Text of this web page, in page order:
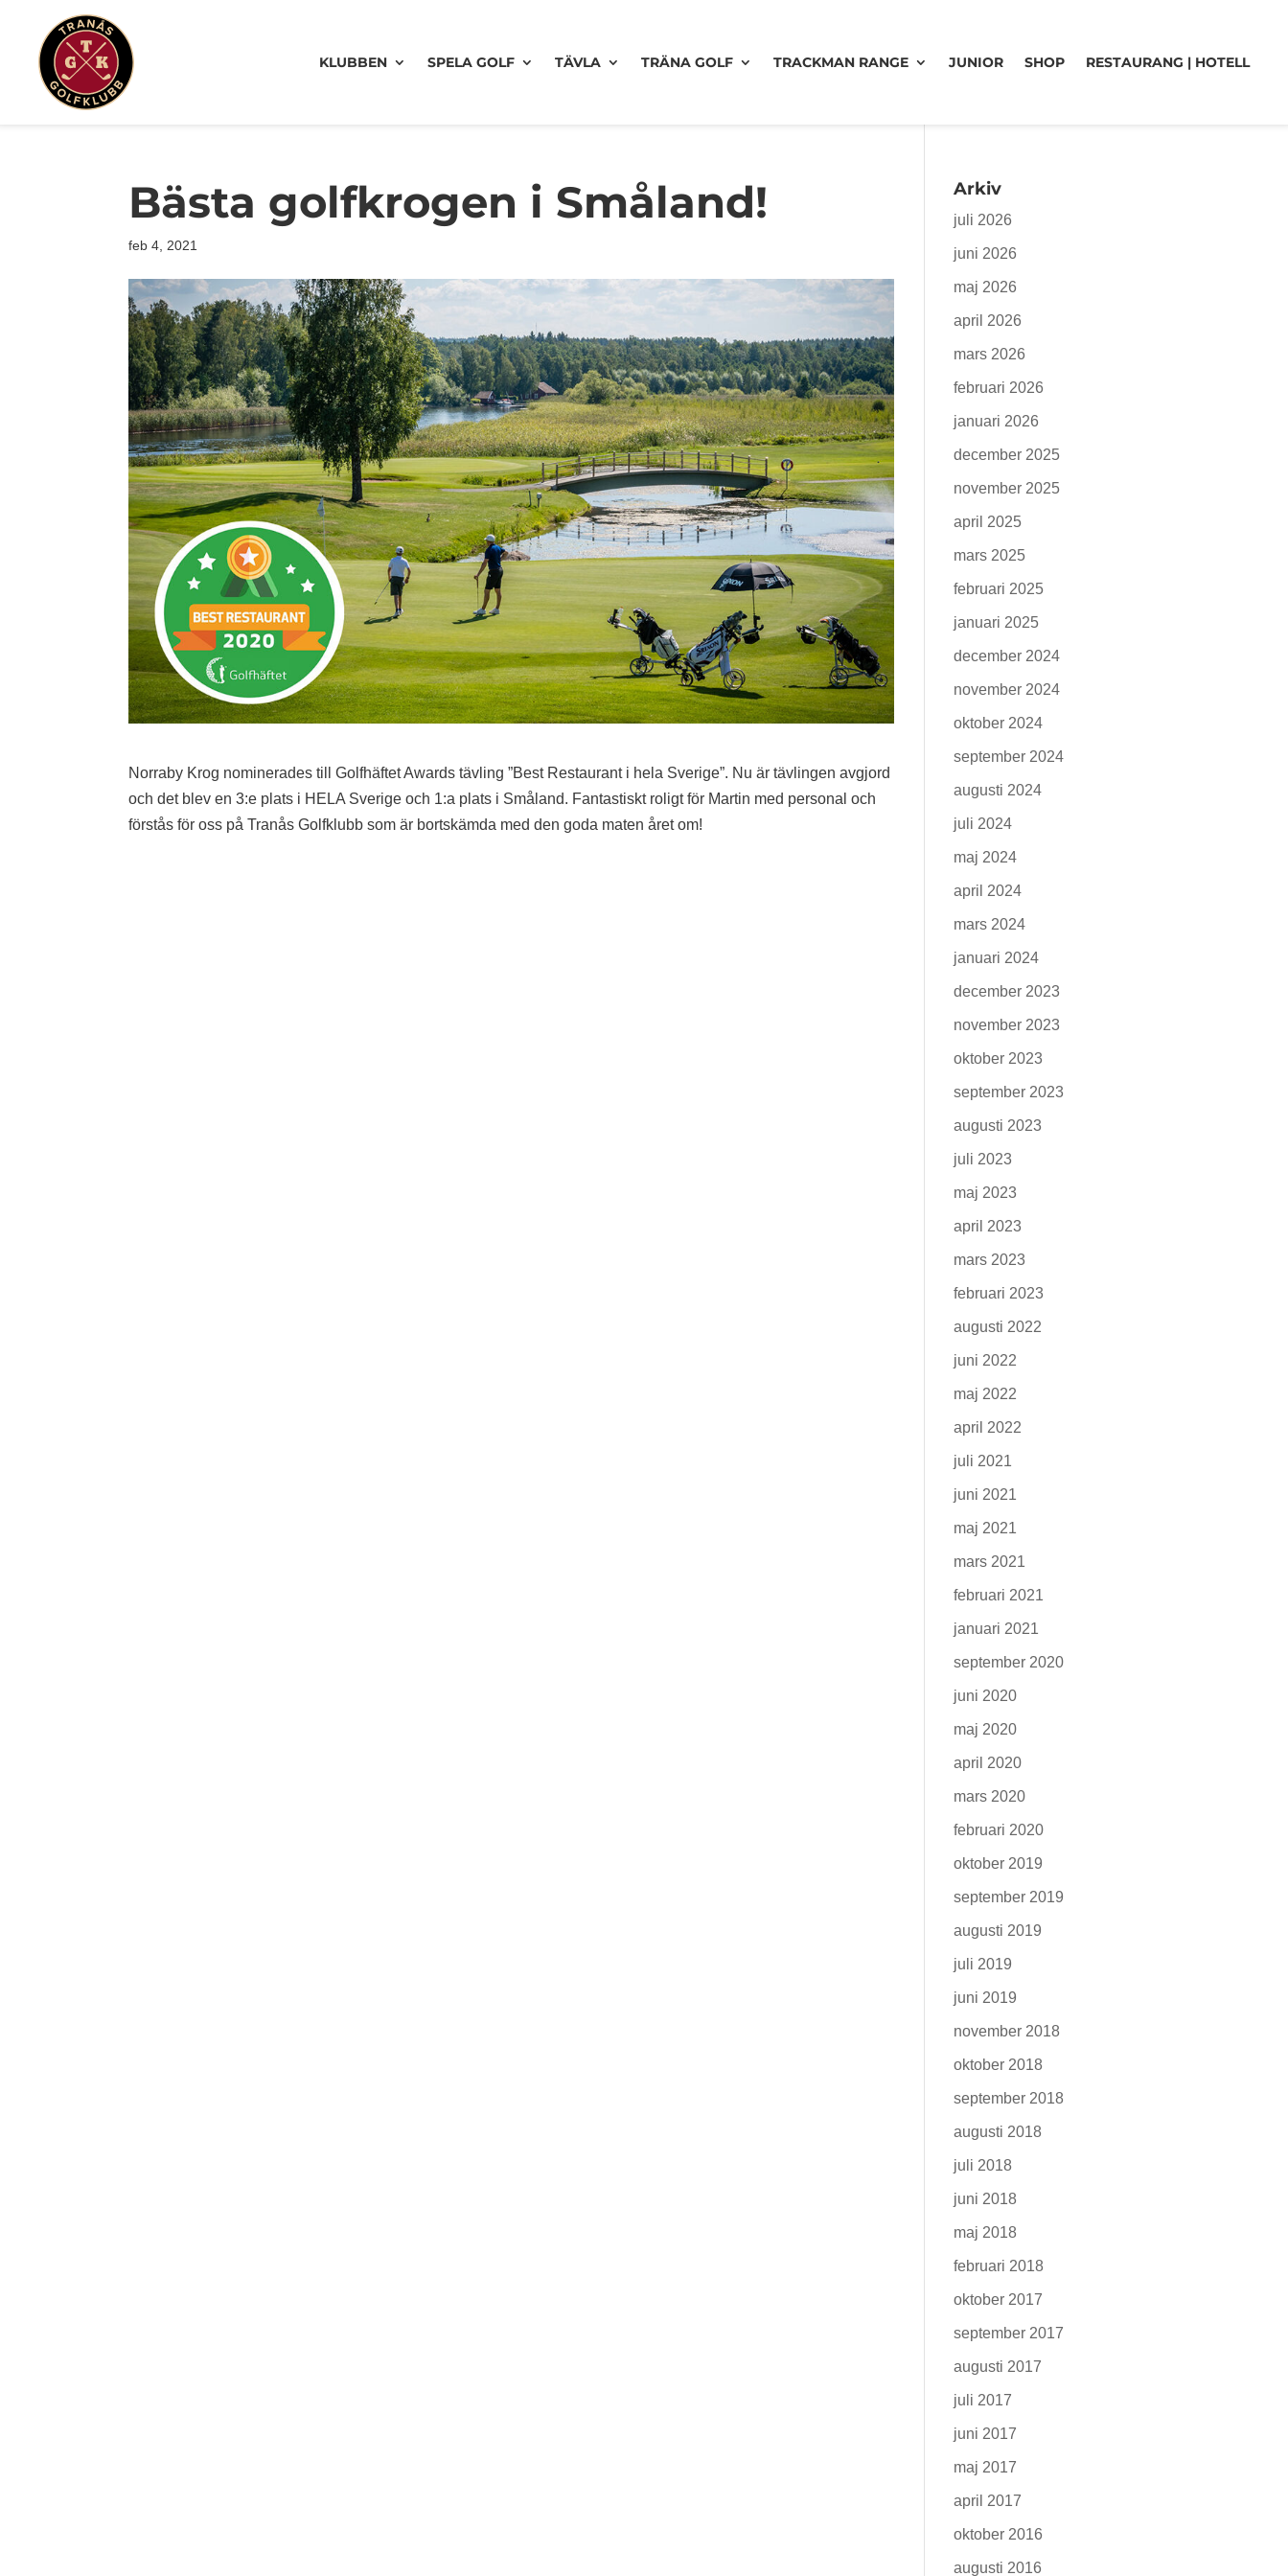
KLUBBEN SPELA GOLF TÄVLA TRÄNA GOLF TRACKMAN RANGE JUNIOR SHOP RESTAURANG | HOTELL
Bästa golfkrogen i Småland!
feb 4, 2021
Norraby Krog nominerades tillGolfhäftet Awards tävling ”Best Restaurant i hela Sverige”. Nu är tävlingen avgjord
och det blev en 3:e plats i HELA Sverige och 1:a plats i Småland. Fantastiskt roligt för Martin med personal och
förstås för oss på Tranås Golfklubb som är bortskämda med den goda maten året om!
Arkiv
juli 2026
juni 2026
maj 2026
april 2026
mars 2026
februari 2026
januari 2026
december 2025
november 2025
april 2025
mars 2025
februari 2025
januari 2025
december 2024
november 2024
oktober 2024
september 2024
augusti 2024
juli 2024
maj 2024
april 2024
mars 2024
januari 2024
december 2023
november 2023
oktober 2023
september 2023
augusti 2023
juli 2023
maj 2023
april 2023
mars 2023
februari 2023
augusti 2022
juni 2022
maj 2022
april 2022
juli 2021
juni 2021
maj 2021
mars 2021
februari 2021
januari 2021
september 2020
juni 2020
maj 2020
april 2020
mars 2020
februari 2020
oktober 2019
september 2019
augusti 2019
juli 2019
juni 2019
november 2018
oktober 2018
september 2018
augusti 2018
juli 2018
juni 2018
maj 2018
februari 2018
oktober 2017
september 2017
augusti 2017
juli 2017
juni 2017
maj 2017
april 2017
oktober 2016
augusti 2016